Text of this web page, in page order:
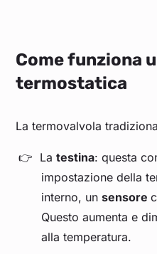
Come funziona
termostatica
La termovalvola
La testina: questa
impostazione della
interno, unsensore
Questo aumenta e
alla temperatura.